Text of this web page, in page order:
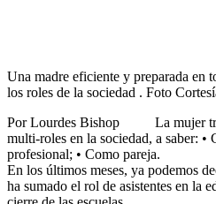
Una madre eficiente y preparada en
los roles de la sociedad . Foto
Por Lourdes Bishop La mujer
multi-roles en la sociedad, a saber: •
profesional; • Como pareja.
En los últimos meses, ya podemos
ha sumado el rol de asistentes en la